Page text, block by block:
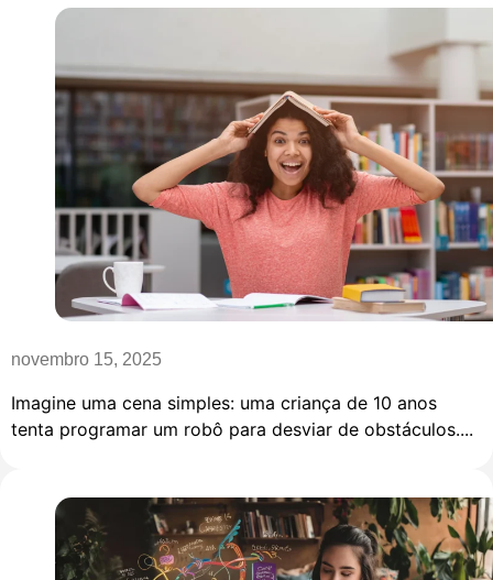
novembro 15, 2025
Imagine uma cena simples: uma criança de 10 anos
tenta programar um robô para desviar de obstáculos....